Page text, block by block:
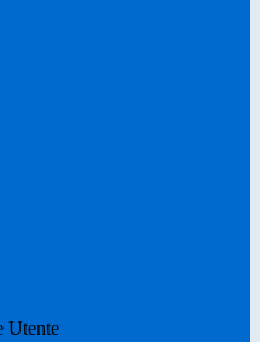
Utente